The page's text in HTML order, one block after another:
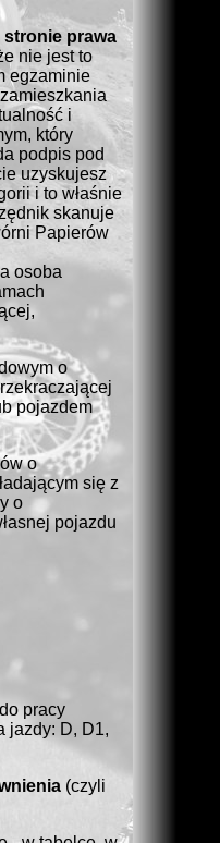
stronie prawa
nie jest to
egzaminie
i
który
podpis pod
uzyskujesz
i to właśnie
skanuje
Papierów
osoba
o
pojazdem
o
się z
o
pojazdu
pracy
jazdy: D, D1,
(czyli